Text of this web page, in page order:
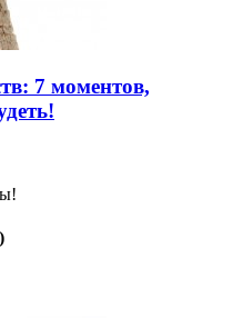
7 моментов,